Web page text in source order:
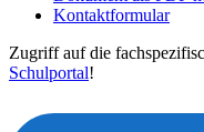
Kontaktformular
Zugriff auf die
Schulportal!